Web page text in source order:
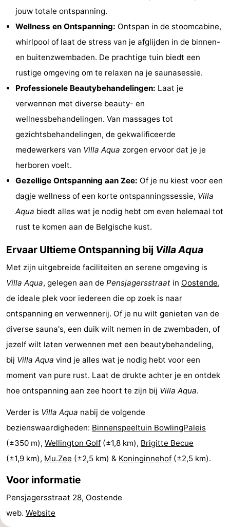
De
Zien
doen
Bezienswaardigheden
Musea
Monumenten
Uitkijkpunten
Attracties
Rondvaarten
Boerderijen
Binnenspeeltuinen
-
Bowlen
-
Minigolfbanen
Wellness
centra
Dorpen
Steden
Sporten
Fietsen
-
Wandelen
-
Golfbanen
-
Surfen
Eten
jouw totale ontspanning.
Wellness en Ontspanning: Ontspan in de stoomcabine,
whirlpool of laat de stress van je afglijden in de binnen-
en buitenzwembaden. De prachtige tuin biedt een
rustige omgeving om te relaxen na je saunasessie.
Professionele Beautybehandelingen: Laat je
verwennen met diverse beauty- en
wellnessbehandelingen. Van massages tot
gezichtsbehandelingen, de gekwalificeerde
medewerkers van Villa Aqua zorgen ervoor dat je je
herboren voelt.
Gezellige Ontspanning aan Zee: Of je nu kiest voor een
dagje wellness of een korte ontspanningssessie, Villa
Aqua biedt alles wat je nodig hebt om even helemaal tot
rust te komen aan de Belgische kust.
Ervaar Ultieme Ontspanning bij Villa Aqua
Met zijn uitgebreide faciliteiten en serene omgeving is
Villa Aqua, gelegen aan de Pensjagersstraat in Oostende,
de ideale plek voor iedereen die op zoek is naar
ontspanning en verwennerij. Of je nu wilt genieten van de
diverse sauna's, een duik wilt nemen in de zwembaden, of
jezelf wilt laten verwennen met een beautybehandeling,
bij Villa Aqua vind je alles wat je nodig hebt voor een
moment van pure rust. Laat de drukte achter je en ontdek
hoe ontspanning aan zee hoort te zijn bij Villa Aqua.
Verder is Villa Aqua nabij de volgende
bezienswaardigheden: Binnenspeeltuin BowlingPaleis
(±350 m), Wellington Golf (±1,8 km), Brigitte Becue
(±1,9 km), Mu.Zee (±2,5 km) & Koninginnehof (±2,5 km).
Voor informatie
Pensjagersstraat 28, Oostende
web. Website